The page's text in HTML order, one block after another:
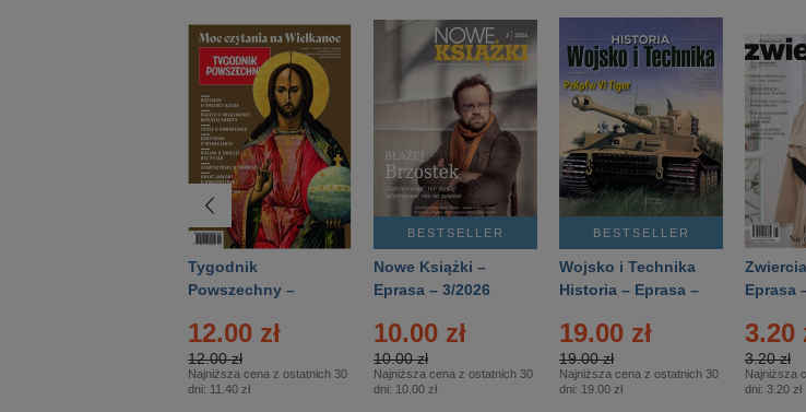
Tygodnik
Powszechny –
12.00 zł
12.00 zł
Najniższa cena z ostatnich 30
dni: 11.40 zł
BESTSELLER
Nowe Książki –
Eprasa – 3/2026
10.00 zł
10.00 zł
Najniższa cena z ostatnich 30
dni: 10.00 zł
BESTSELLER
Wojsko i Technika
Historia – Eprasa –
19.00 zł
19.00 zł
Najniższa cena z ostatnich 30
dni: 19.00 zł
Eprasa
3.20
3.20 zł
Najniższa
dni: 3.20 zł